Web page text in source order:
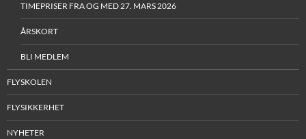
TIMEPRISER FRA OG MED 27. MARS 2026
ÅRSKORT
BLI MEDLEM
FLYSKOLEN
FLYSIKKERHET
NYHETER